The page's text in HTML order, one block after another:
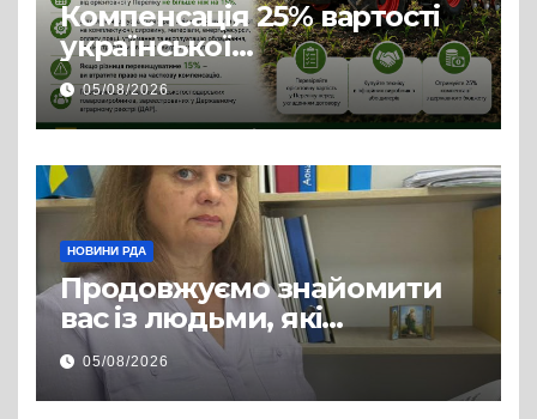
Компенсація 25% вартості
української
сільгосптехніки: що
змінилося для аграріїв
05/08/2026
НОВИНИ РДА
Продовжуємо знайомити
вас із людьми, які
допомагають нашим
захисникам і захисницям
повертатися до цивільного
05/08/2026